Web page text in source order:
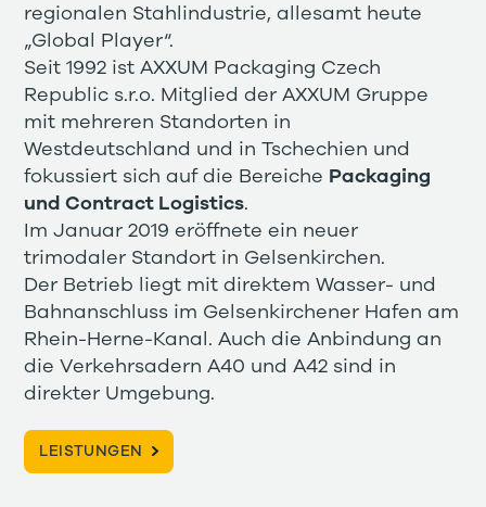
regionalen Stahlindustrie, allesamt heute
„Global Player“.
Seit 1992 ist AXXUM Packaging Czech
Republic s.r.o. Mitglied der AXXUM Gruppe
mit mehreren Standorten in
Westdeutschland und in Tschechien und
fokussiert sich auf die Bereiche Packaging
und Contract Logistics.
Im Januar 2019 eröffnete ein neuer
trimodaler Standort in Gelsenkirchen.
Der Betrieb liegt mit direktem Wasser- und
Bahnanschluss im Gelsenkirchener Hafen am
Rhein-Herne-Kanal. Auch die Anbindung an
die Verkehrsadern A40 und A42 sind in
direkter Umgebung.
LEISTUNGEN